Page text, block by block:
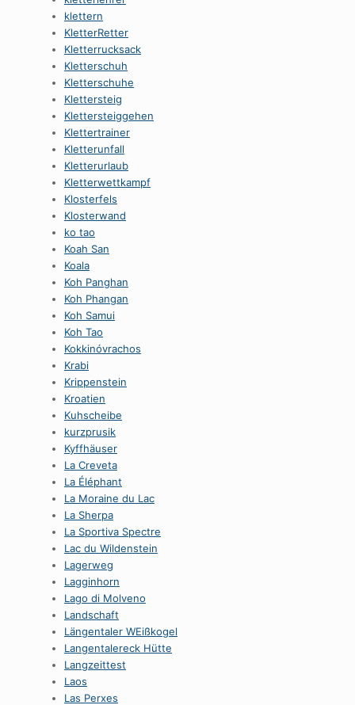
klettern
KletterRetter
Kletterrucksack
Kletterschuh
Kletterschuhe
Klettersteig
Klettersteiggehen
Klettertrainer
Kletterunfall
Kletterurlaub
Kletterwettkampf
Klosterfels
Klosterwand
ko tao
Koah San
Koala
Koh Panghan
Koh Phangan
Koh Samui
Koh Tao
Kokkinóvrachos
Krabi
Krippenstein
Kroatien
Kuhscheibe
kurzprusik
Kyffhäuser
La Creveta
La Éléphant
La Moraine du Lac
La Sherpa
La Sportiva Spectre
Lac du Wildenstein
Lagerweg
Lagginhorn
Lago di Molveno
Landschaft
Längentaler WEißkogel
Langentalereck Hütte
Langzeittest
Laos
Las Perxes